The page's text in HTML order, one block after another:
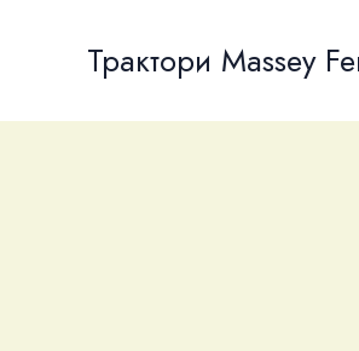
Трактори Massey